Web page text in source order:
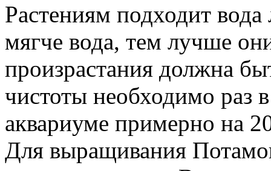
Растениям подходит
мягче вода, тем лучше
произрастания должна
чистоты необходимо раз
аквариуме примерно на
Для выращивания